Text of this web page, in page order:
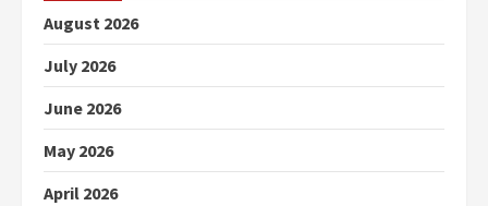
August 2026
July 2026
June 2026
May 2026
April 2026